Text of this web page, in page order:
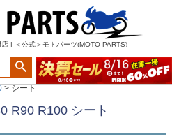
店 | ＜公式＞モトパーツ(MOTO PARTS)
シート
R90 R100 シート